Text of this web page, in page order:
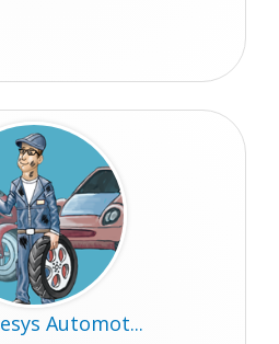
Automot...